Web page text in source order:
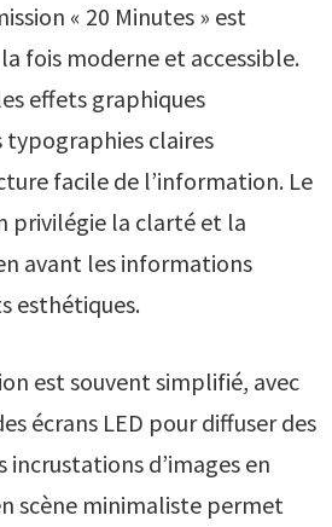
« 20 Minutes » est
fois moderne et accessible.
effets graphiques
claires
facile de l’information. Le
privilégie la clarté et la
avant les informations
esthétiques.
est souvent simplifié, avec
écrans LED pour diffuser des
d’images en
scène minimaliste permet